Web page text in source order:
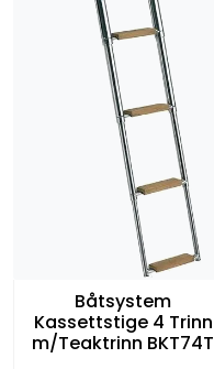
Båtsystem
Kassettstige 4 Trinn
m/Teaktrinn BKT74T